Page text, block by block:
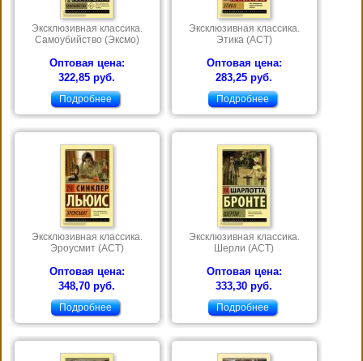
Эксклюзивная классика.
Самоубийство (Эксмо)
Оптовая цена:
322,85 руб.
Подробнее
Эксклюзивная классика.
Этика (АСТ)
Оптовая цена:
283,25 руб.
Подробнее
Эксклюзивная классика.
Эроусмит (АСТ)
Оптовая цена:
348,70 руб.
Подробнее
Эксклюзивная классика.
Шерли (АСТ)
Оптовая цена:
333,30 руб.
Подробнее